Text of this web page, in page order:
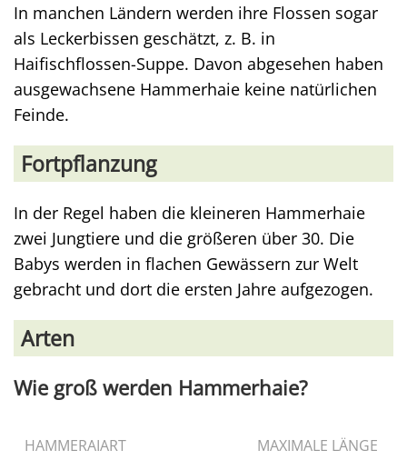
In manchen Ländern werden ihre Flossen sogar
als Leckerbissen geschätzt, z. B. in
Haifischflossen-Suppe. Davon abgesehen haben
ausgewachsene Hammerhaie keine natürlichen
Feinde.
Fortpflanzung
In der Regel haben die kleineren Hammerhaie
zwei Jungtiere und die größeren über 30. Die
Babys werden in flachen Gewässern zur Welt
gebracht und dort die ersten Jahre aufgezogen.
Arten
Wie groß werden Hammerhaie?
HAMMERAIART MAXIMALE LÄNGE